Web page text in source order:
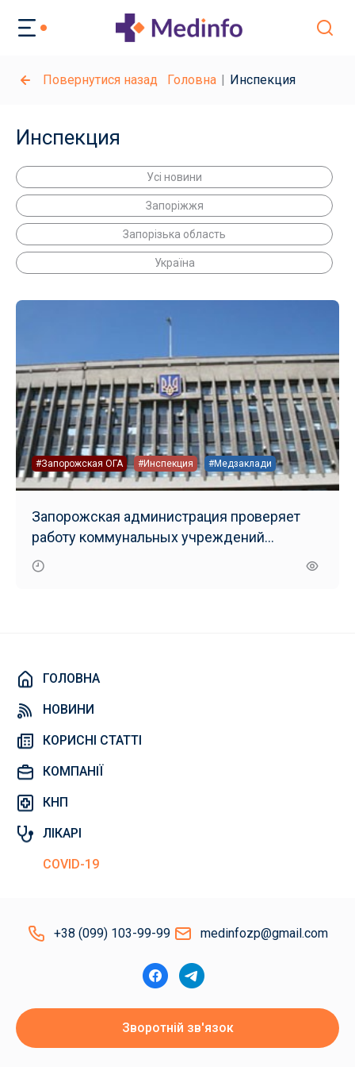
Повернутися назад Головна Инспекция
Инспекция
Усі новини
Запоріжжя
Запорізька область
Україна
#Запорожская ОГА #Инспекция #Медзаклади
Запорожская администрация проверяет
работу коммунальных учреждений
здравоохранения
ГОЛОВНА
НОВИНИ
КОРИСНІ СТАТТІ
КОМПАНІЇ
КНП
ЛІКАРІ
COVID-19
+38 (099) 103-99-99 medinfozp@gmail.com
Зворотній зв'язок